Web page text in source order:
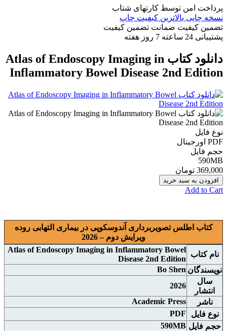
پرداخت امن توسط کارتهای شتاب
نسخه چاپی بالاترین کبفیت چاپ
تضمین کیفیت ضمانت تضمین کیفیت
پشتیبانی 24 ساعته 7 روز هفته
دانلود کتاب Atlas of Endoscopy Imaging in
Inflammatory Bowel Disease 2nd Edition
نوع فایل
PDF اورجينال
حجم فایل
590MB
369,000 تومان
افزودن به سبد خرید
Add to Cart
کتاب اطلس تصویربرداری آندوسکوپی در بیماری التهابی روده
ويرايش دوم – 2026
نام کتاب
Atlas of Endoscopy Imaging in Inflammatory Bowel
Disease 2nd Edition
نويسندگان Bo Shen
سال
انتشار
2026
ناشر
Academic Press
نوع فايل
PDF
حجم فايل 590MB